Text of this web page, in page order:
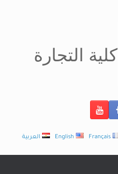
كلية التجارة
العربية English Français